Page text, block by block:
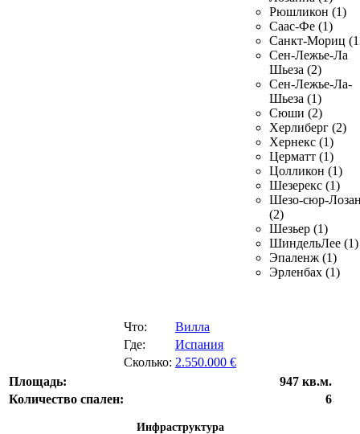
Рюшликон (1)
Саас-Фе (1)
Санкт-Мориц
Сен-Лежье-Ла
Шьеза (2)
Сен-Лежье-Ла-
Шьеза (1)
Сюши (2)
Херлиберг (2)
Хернекс (1)
Церматт (1)
Цолликон (1)
Шезерекс (1)
Шезо-сюр-
(2)
Шезьер (1)
ШиндельЛее (1)
Эпаленж (1)
Эрленбах (1)
Что:
Вилла
Где:
Испания
Сколько: 2.550.000 €
Площадь:
947 кв.м.
Количество спален:
6
Инфраструктура